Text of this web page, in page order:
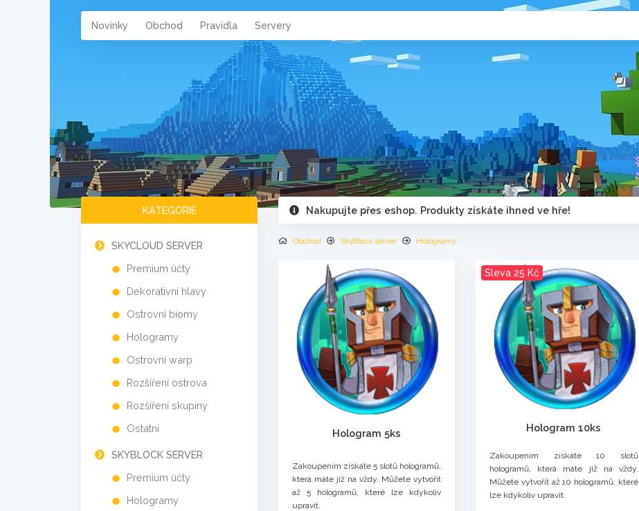
Novinky Obchod Pravidla Servery
KATEGORIE
SKYCLOUD SERVER
Premium účty
Dekorativní hlavy
Ostrovní biomy
Hologramy
Ostrovní warp
Rozšíření ostrova
Rozšíření skupiny
Ostatní
SKYBLOCK SERVER
Premium účty
Hologramy
Nakupujte přes eshop. Produkty získáte ihned ve hře!
Obchod SkyBlock server Hologramy
Hologram 5ks
Zakoupením získáte 5 slotů hologramů,
která máte již na vždy. Můžete vytvořit
až 5 hologramů, které lze kdykoliv
upravit.
Sleva 25 Kč
Hologram 10ks
Zakoupením získáte 10 slotů
hologramů, která máte již na vždy.
Můžete vytvořit až 10 hologramů, které
lze kdykoliv upravit.